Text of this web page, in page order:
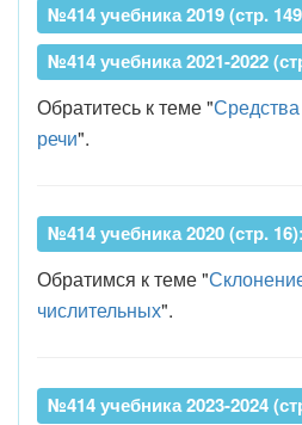
№414 учебника 2019 (стр.
№414 учебника 2021-2022
Обратитесь к теме "
речи".
№414 учебника 2020 (стр. 16):
Обратимся к теме "
числительных".
№414 учебника 2023-2024